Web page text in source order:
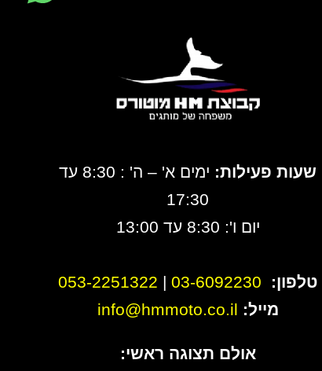
שעות פעילות:
ימים א' – ה' : 8:30 עד
17:30
יום ו': 8:30 עד 13:00
טלפון: 03-6092230
|
053-2251322
מייל: info@hmmoto.co.il
אולם תצוגה ראשי: